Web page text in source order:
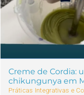
Creme de Cordia:
chikungunya em
Práticas Integrativas e